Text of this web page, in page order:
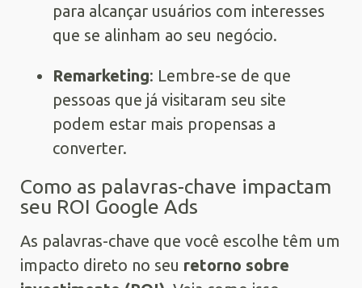
para alcançar usuários com interesses
que se alinham ao seu negócio.
Remarketing: Lembre-se de que
pessoas que já visitaram seu site
podem estar mais propensas a
converter.
Como as palavras-chave impactam
seu ROI Google Ads
As palavras-chave que você escolhe têm um
impacto direto no seu retorno sobre